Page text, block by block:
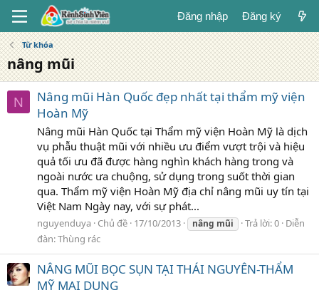
Đăng nhập Đăng ký
Từ khóa
nâng mũi
N
Nâng mũi Hàn Quốc đẹp nhất tại thẩm mỹ viện
Hoàn Mỹ
Nâng mũi Hàn Quốc tại Thẩm mỹ viện Hoàn Mỹ là dịch
vụ phẫu thuật mũi với nhiều ưu điểm vượt trội và hiệu
quả tối ưu đã được hàng nghìn khách hàng trong và
ngoài nước ưa chuộng, sử dụng trong suốt thời gian
qua. Thẩm mỹ viện Hoàn Mỹ địa chỉ nâng mũi uy tín tại
Việt Nam Ngày nay, với sự phát...
nguyenduya Chủ đề 17/10/2013 nâng mũi Trả lời: 0 Diễn
đàn:Thùng rác
NÂNG MŨI BỌC SỤN TẠI THÁI NGUYÊN-THẨM
MỸ MAI DUNG